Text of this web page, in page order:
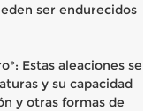
ser endurecidos
Estas aleaciones se
y su capacidad
y otras formas de